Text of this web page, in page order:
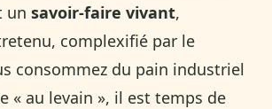
un savoir-faire vivant,
complexifié par le
consommez du pain industriel
« au levain », il est temps de